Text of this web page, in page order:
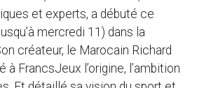
et experts, a débuté ce
mercredi 11) dans la
créateur, le Marocain Richard
à FrancsJeux l’origine, l’ambition